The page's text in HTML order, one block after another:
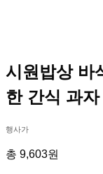
시원밥상 바
한 간식 과
행사가
총 9,603원